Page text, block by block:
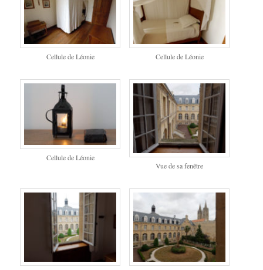
Cellule de Léonie Cellule de Léonie
Cellule de Léonie
Vue de sa fenêtre